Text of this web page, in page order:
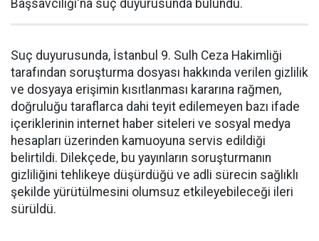
Başsavcılığı'na suç duyurusunda bulundu.
Suç duyurusunda, İstanbul 9. Sulh Ceza Hakimliği
tarafından soruşturma dosyası hakkında verilen gizlilik
ve dosyaya erişimin kısıtlanması kararına rağmen,
doğruluğu taraflarca dahi teyit edilemeyen bazı ifade
içeriklerinin internet haber siteleri ve sosyal medya
hesapları üzerinden kamuoyuna servis edildiği
belirtildi. Dilekçede, bu yayınların soruşturmanın
gizliliğini tehlikeye düşürdüğü ve adli sürecin sağlıklı
şekilde yürütülmesini olumsuz etkileyebileceği ileri
sürüldü.